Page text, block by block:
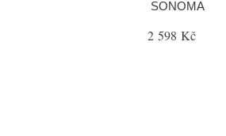
SONOMA
2 598 Kč